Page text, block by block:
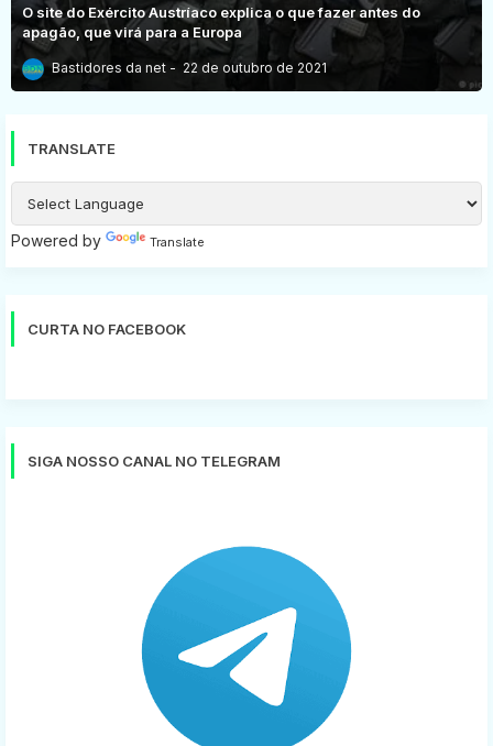
O site do Exército Austríaco explica o que fazer antes do
apagão, que virá para a Europa
Bastidores da net 22 de outubro de 2021
TRANSLATE
Powered by Translate
CURTA NO FACEBOOK
SIGA NOSSO CANAL NO TELEGRAM